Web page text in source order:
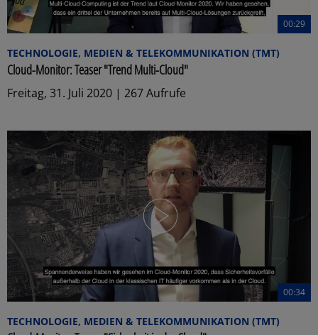
00:29
TECHNOLOGIE, MEDIEN & TELEKOMMUNIKATION (TMT)
Cloud-Monitor: Teaser "Trend Multi-Cloud"
Freitag, 31. Juli 2020 | 267 Aufrufe
00:34
TECHNOLOGIE, MEDIEN & TELEKOMMUNIKATION (TMT)